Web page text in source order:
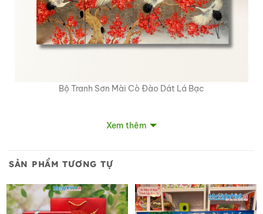
Bộ Tranh Sơn Mài Cò Đào Dát Lá Bạc
Xem thêm
SẢN PHẨM TƯƠNG TỰ